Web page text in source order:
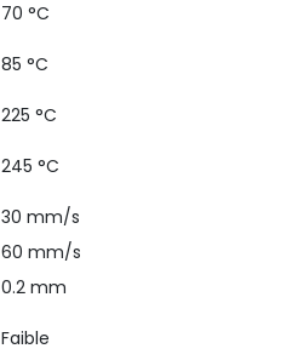
70 °C
85 °C
225 °C
245 °C
30 mm/s
60 mm/s
0.2 mm
Faible